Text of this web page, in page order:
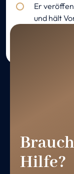
Er
und hält
Hilfe?